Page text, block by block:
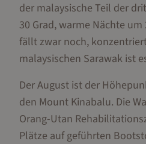
der malaysische Teil der
30 Grad, warme Nächte
fällt zwar noch,
malaysischen Sarawak ist
Der August ist der
den Mount Kinabalu. Die
Orang-Utan
Plätze auf geführten